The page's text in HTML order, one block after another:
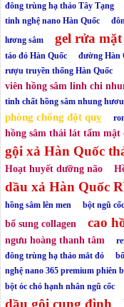
đông trùng hạ thảo Tây Tạng
tinh nghệ nano Hàn Quốc
lương sâm
gel rửa mặt
táo đỏ Hàn Quốc đường Hàn
rượu truyền thống Hàn Quốc
viên hồng sâm linh chi
tinh chất hồng sâm nhung
phòng chống đột quỵ
hồng sâm thái lát tẩm mật
gội xả Hàn Quốc
Hoạt huyết dưỡng não
dầu xả Hàn Quốc
hồng sâm lên men
bột ngũ
bổ sung collagen
cao
ngưu hoàng thanh tâm
đông trùng hạ thảo mắt đỏ
nghệ nano 365 premium phiên
bột óc chó hạnh nhân ngũ cốc
dầu gội cung đình